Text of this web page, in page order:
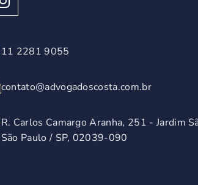
11 2281 9055
contato@advogadoscosta.com.br
R. Carlos Camargo Aranha, 251 - Jardim
São Paulo / SP, 02039-090